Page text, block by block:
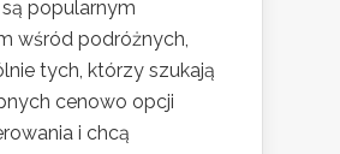
popularnym
wśród podróżnych,
tych, którzy szukają
cenowo opcji
i chcą